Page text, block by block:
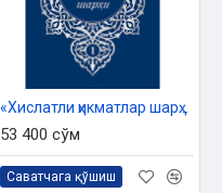
«Хислатли ҳикматлар шарҳи» 1-жуз
53 400 сўм
Саватчага қўшиш